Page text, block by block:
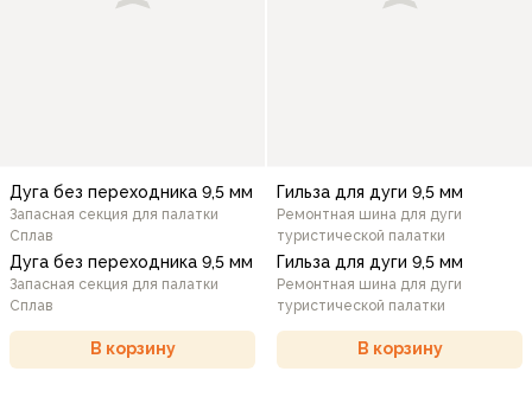
Дуга без переходника 9,5 мм
Запасная секция для палатки
Сплав
Дуга без переходника 9,5 мм
Запасная секция для палатки
Сплав
В корзину
Гильза для дуги 9,5 мм
Ремонтная шина для дуги
туристической палатки
Гильза для дуги 9,5 мм
Ремонтная шина для дуги
туристической палатки
В корзину